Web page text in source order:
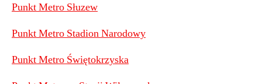
Punkt Metro Słuzew
Punkt Metro Stadion Narodowy
Punkt Metro Świętokrzyska